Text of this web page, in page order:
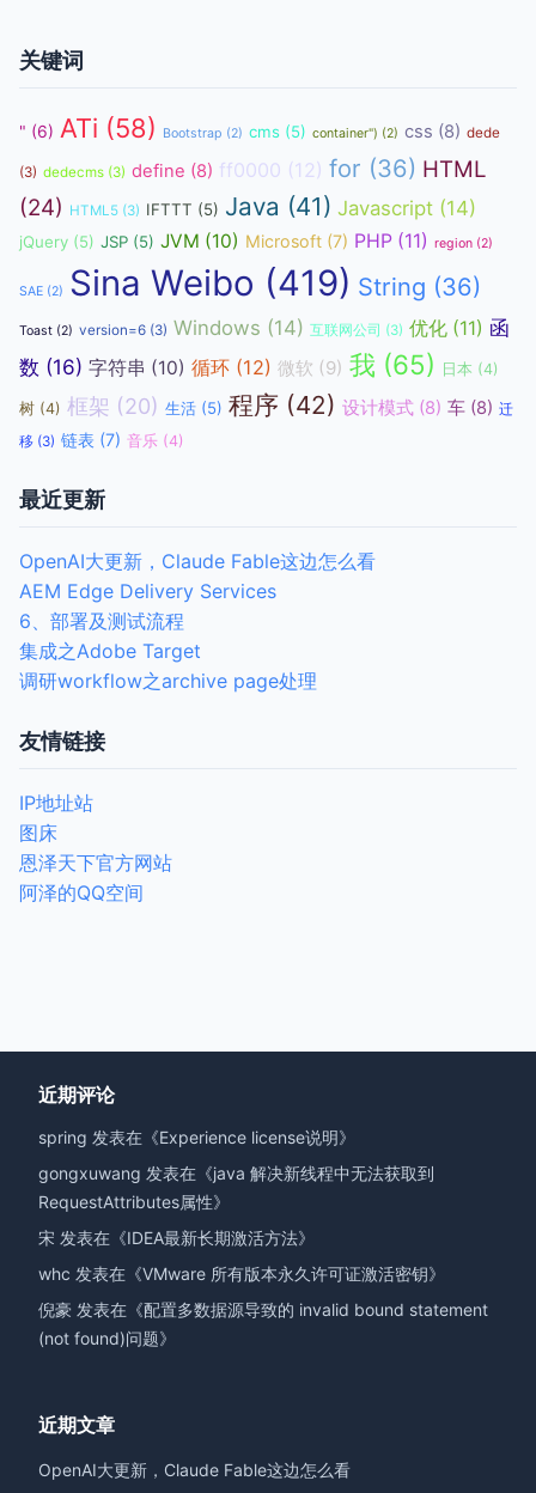
关键词
" (6) ATi (58) Bootstrap (2) cms (5) container") (2) css (8) dede
(3) dedecms (3) define (8) ff0000 (12) for (36) HTML
(24) HTML5 (3) IFTTT (5) Java (41) Javascript (14)
jQuery (5) JSP (5) JVM (10) Microsoft (7) PHP (11) region (2)
SAE (2) Sina Weibo (419) String (36)
Toast (2) version=6 (3) Windows (14) 互联网公司 (3) 优化 (11) 函
数 (16) 字符串 (10) 循环 (12) 微软 (9) 我 (65) 日本 (4)
树 (4) 框架 (20) 生活 (5) 程序 (42) 设计模式 (8) 车 (8) 迁
移 (3) 链表 (7) 音乐 (4)
最近更新
OpenAI大更新，Claude Fable这边怎么看
AEM Edge Delivery Services
6、部署及测试流程
集成之Adobe Target
调研workflow之archive page处理
友情链接
IP地址站
图床
恩泽天下官方网站
阿泽的QQ空间
近期评论
spring 发表在《Experience license说明》
gongxuwang 发表在《java 解决新线程中无法获取到
RequestAttributes属性》
宋 发表在《IDEA最新长期激活方法》
whc 发表在《VMware 所有版本永久许可证激活密钥》
倪豪 发表在《配置多数据源导致的 invalid bound statement
(not found)问题》
近期文章
OpenAI大更新，Claude Fable这边怎么看